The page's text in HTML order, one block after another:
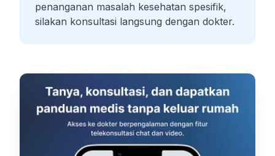
penanganan masalah kesehatan spesifik,
silakan konsultasi langsung dengan dokter.